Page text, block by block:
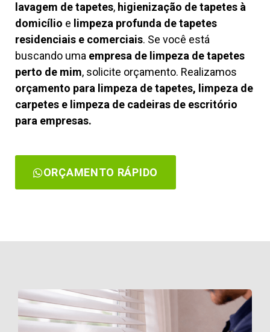
lavagem de tapetes, higienização de tapetes à
domicílio e limpeza profunda de tapetes
residenciais e comerciais. Se você está
buscando uma empresa de limpeza de tapetes
perto de mim, solicite orçamento. Realizamos
orçamento para limpeza de tapetes, limpeza de
carpetes e limpeza de cadeiras de escritório
para empresas.
ORÇAMENTO RÁPIDO